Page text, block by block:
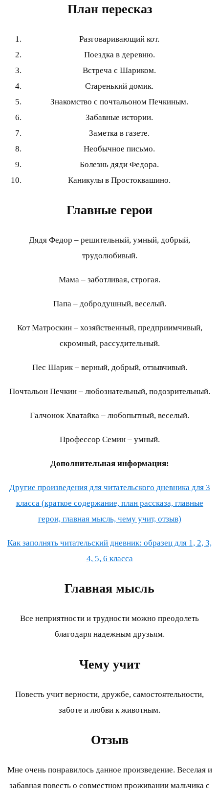
План пересказ
Разговаривающий кот.
Поездка в деревню.
Встреча с Шариком.
Старенький домик.
Знакомство с почтальоном Печкиным.
Забавные истории.
Заметка в газете.
Необычное письмо.
Болезнь дяди Федора.
Каникулы в Простоквашино.
Главные герои
Дядя Федор – решительный, умный, добрый,
трудолюбивый.
Мама – заботливая, строгая.
Папа – добродушный, веселый.
Кот Матроскин – хозяйственный, предприимчивый,
скромный, рассудительный.
Пес Шарик – верный, добрый, отзывчивый.
Почтальон Печкин – любознательный, подозрительный.
Галчонок Хватайка – любопытный, веселый.
Профессор Семин – умный.
Дополнительная информация:
Другие произведения для читательского дневника для 3
класса (краткое содержание, план рассказа, главные
герои, главная мысль, чему учит, отзыв)
Как заполнять читательский дневник: образец для 1, 2, 3,
4, 5, 6 класса
Главная мысль
Все неприятности и трудности можно преодолеть
благодаря надежным друзьям.
Чему учит
Повесть учит верности, дружбе, самостоятельности,
заботе и любви к животным.
Отзыв
Мне очень понравилось данное произведение. Веселая и
забавная повесть о совместном проживании мальчика с